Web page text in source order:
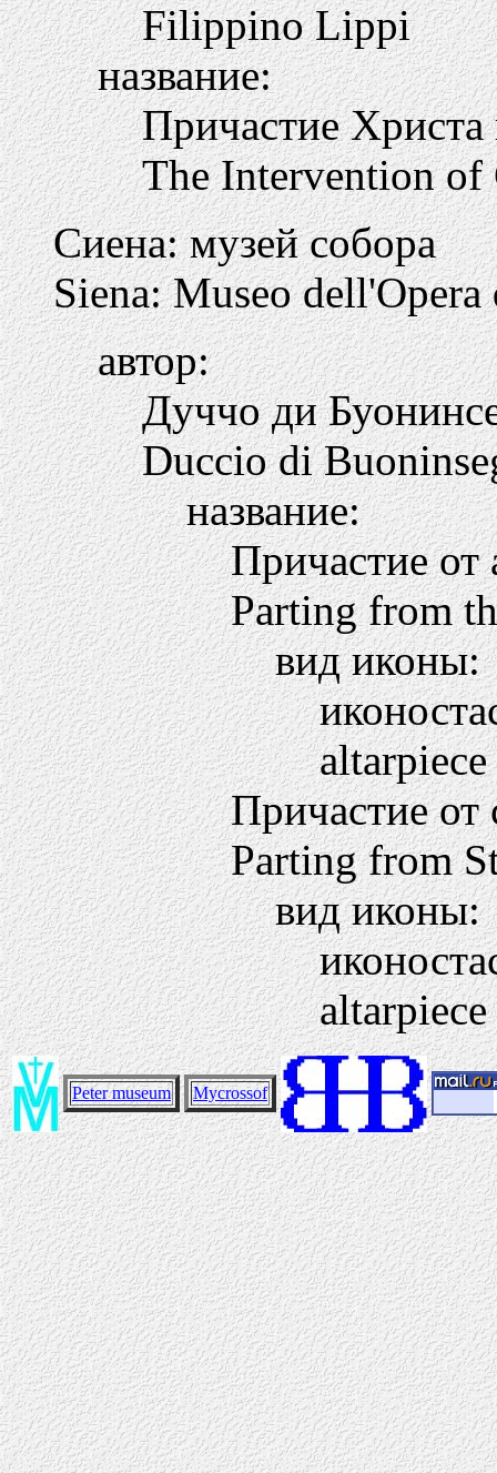
Filippino Lippi
название:
Причастие
The Intervention
Сиена: музей собора
Siena: Museo
автор:
Дуччо ди
Duccio di
название:
Причастие от
Parting from
вид иконы:
altarpiece
Причастие от
Parting from
вид иконы:
altarpiece
Peter museum Mycrossof